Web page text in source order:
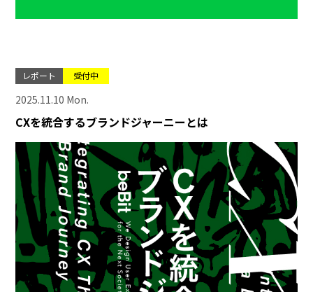
レポート 受付中
2025.11.10 Mon.
CXを統合するブランドジャーニーとは